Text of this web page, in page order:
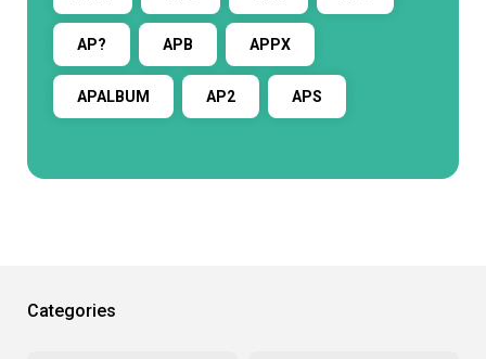
AP? APB APPX
APALBUM AP2 APS
Categories